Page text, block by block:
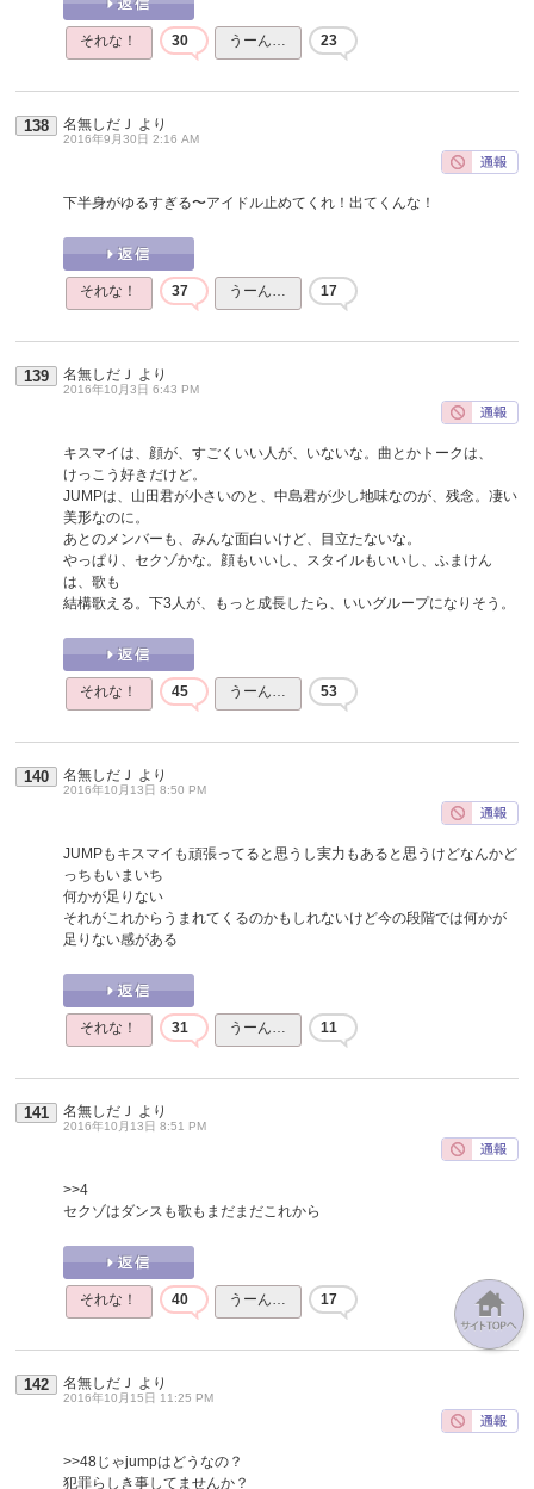
それな！ 30 うーん… 23
138 名無しだＪ より
2016年9月30日 2:16 AM
下半身がゆるすぎる〜アイドル止めてくれ！出てくんな！
それな！ 37 うーん… 17
139 名無しだＪ より
2016年10月3日 6:43 PM
キスマイは、顔が、すごくいい人が、いないな。曲とかトークは、
けっこう好きだけど。
JUMPは、山田君が小さいのと、中島君が少し地味なのが、残念。凄い
美形なのに。
あとのメンバーも、みんな面白いけど、目立たないな。
やっぱり、セクゾかな。顔もいいし、スタイルもいいし、ふまけん
は、歌も
結構歌える。下3人が、もっと成長したら、いいグループになりそう。
それな！ 45 うーん… 53
140 名無しだＪ より
2016年10月13日 8:50 PM
JUMPもキスマイも頑張ってると思うし実力もあると思うけどなんかど
っちもいまいち
何かが足りない
それがこれからうまれてくるのかもしれないけど今の段階では何かが
足りない感がある
それな！ 31 うーん… 11
141 名無しだＪ より
2016年10月13日 8:51 PM
>>4
セクゾはダンスも歌もまだまだこれから
それな！ 40 うーん… 17
142 名無しだＪ より
2016年10月15日 11:25 PM
>>48じゃjumpはどうなの？
犯罪らしき事してませんか？